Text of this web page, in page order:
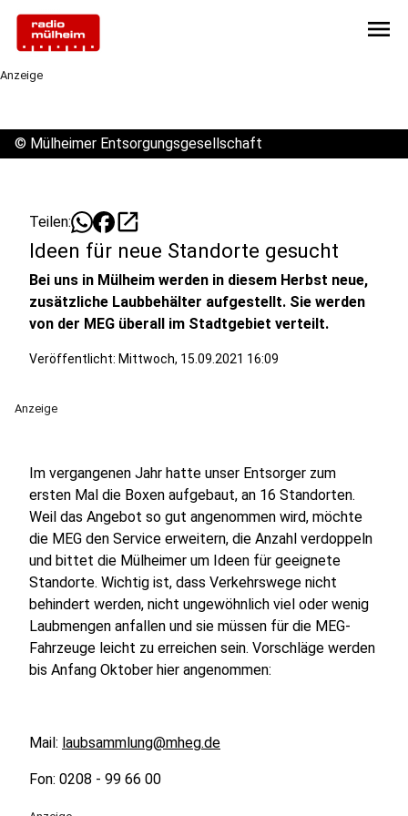
menu
Anzeige
© Mülheimer Entsorgungsgesellschaft
Teilen: open_in_new
Ideen für neue Standorte gesucht
Bei uns in Mülheim werden in diesem Herbst neue,
zusätzliche Laubbehälter aufgestellt. Sie werden
von der MEG überall im Stadtgebiet verteilt.
Veröffentlicht: Mittwoch, 15.09.2021 16:09
Anzeige
Im vergangenen Jahr hatte unser Entsorger zum
ersten Mal die Boxen aufgebaut, an 16 Standorten.
Weil das Angebot so gut angenommen wird, möchte
die MEG den Service erweitern, die Anzahl verdoppeln
und bittet die Mülheimer um Ideen für geeignete
Standorte. Wichtig ist, dass Verkehrswege nicht
behindert werden, nicht ungewöhnlich viel oder wenig
Laubmengen anfallen und sie müssen für die MEG-
Fahrzeuge leicht zu erreichen sein. Vorschläge werden
bis Anfang Oktober hier angenommen:
Mail: laubsammlung@mheg.de
Fon: 0208 - 99 66 00